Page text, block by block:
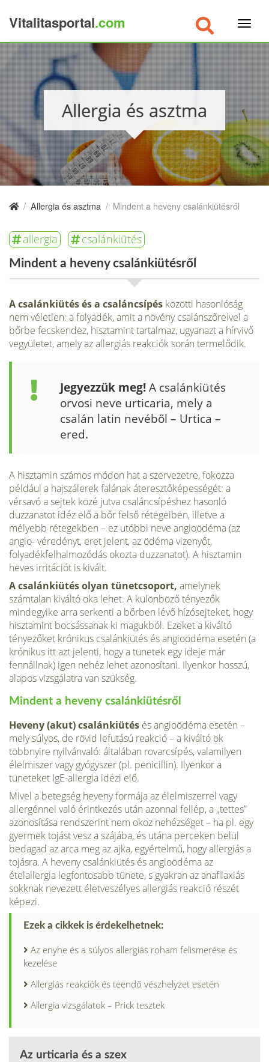
Vitalitasportal.com
Allergia és asztma
/ Allergia és asztma / Mindent a heveny csalánkiütésről
allergia csalánkiütés
Mindent a heveny csalánkiütésről
A csalánkiütés és a csaláncsípés közötti hasonlóság
nem véletlen: a folyadék, amit a növény csalánszőreivel a
bőrbe fecskendez, hisztamint tartalmaz, ugyanazt a hírvivő
vegyületet, amely az allergiás reakciók során termelődik.
Jegyezzük meg!A csalánkiütés
orvosi neve urticaria, mely a
csalán latin ne­véből – Urtica –
ered.
A hisztamin számos módon hat a szervezetre, fokozza
például a hajszálerek falának áteresztő­képességét: a
vérsavó a sejtek közé jutva csaláncsípéshez hasonló
duzzanatot idéz elő a bőr felső rétegeiben, illetve a
mélyebb rétegekben – ez utóbbi neve angioödéma (az
angio- véredényt, eret jelent, az ödéma vizenyőt,
folyadékfel­halmozódás okozta duzzanatot). A hisztamin
heves irritációt is kivált.
A csalánkiütés olyan tünetcsoport, amelynek
számtalan ki­váltó oka lehet. A különböző tényezők
mindegyike arra ser­kenti a bőrben lévő hízósejteket, hogy
hisztamint bocsássanak ki magukból. Ezeket a kiváltó
tényezőket krónikus csalánkiütés és angioödéma esetén (a
krónikus itt azt jelenti, hogy a tünetek egy ideje már
fennállnak) igen nehéz lehet azonosítani. Ilyen­kor hosszú,
alapos vizsgálatra van szükség.
Mindent a heveny csalánkiütésről
Heveny (akut) csalánkiütés és angioödéma esetén –
mely súlyos, de rövid lefutású reakció – a kiváltó ok
többnyire nyil­vánvaló: általában rovarcsípés, valamilyen
élelmiszer vagy gyógyszer (pl. penicillin). Ilyenkor a
tüneteket IgE-allergia idé­zi elő.
Mivel a betegség heveny formája az élelmiszerrel vagy
allergénnel való érintkezés után azonnal fellép, a „tettes”
azo­nosítása rendszerint nem okoz nehézséget – ha pl. egy
gyer­mek tojást vesz a szájába, és utána perceken belül
bedagad az arca meg az ajka, egyértelmű, hogy allergiás a
tojásra. A heveny csalánkiütés és angioödéma az
ételallergia legfon­tosabb tünete, s gyakran az anafilaxiás
sokknak ne­vezett életveszélyes allergiás reakció részét
képezi.
Ezek a cikkek is érdekelhetnek:
Az enyhe és a súlyos allergiás roham felismerése és
kezelése
Allergiás reakciók és teendő vészhelyzet esetén
Allergia vizsgálatok – Prick tesztek
Az urticaria és a szex
×